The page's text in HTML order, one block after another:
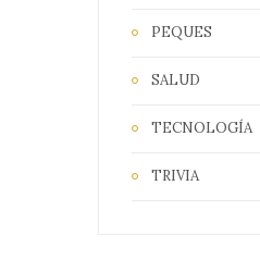
PEQUES
SALUD
TECNOLOGÍA
TRIVIA